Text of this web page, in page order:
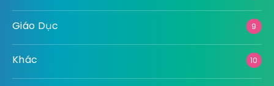
Giáo Dục 9
Khác 10